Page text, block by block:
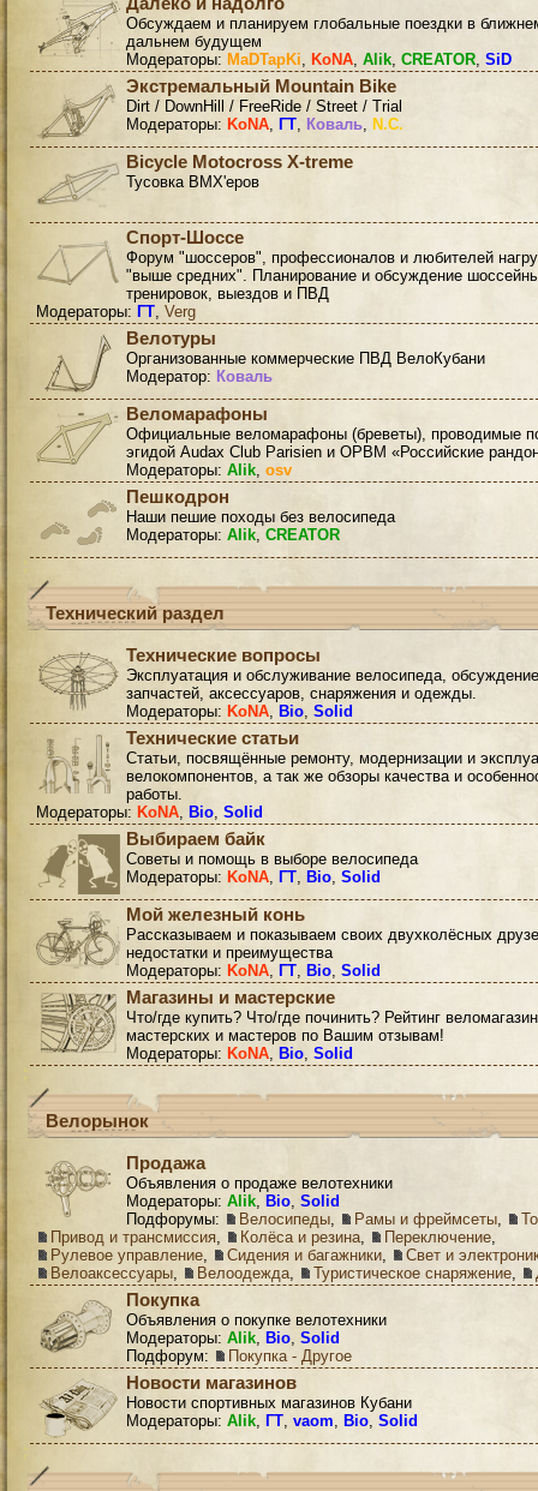
Обсуждаем и планируем глобальные поездки в
дальнем будущем
Модераторы: MaDTapKi, KoNA, Alik, CREATOR, SiD
Экстремальный Mountain Bike
Dirt / DownHill / FreeRide / Street / Trial
Модераторы: KoNA, ГТ, Коваль, N.C.
Bicycle Motocross X-treme
Тусовка BMX'еров
Спорт-Шоссе
Форум "шоссеров", профессионалов и любителей
"выше средних". Планирование и обсуждение
тренировок, выездов и ПВД
Модераторы: ГТ, Verg
Велотуры
Организованные коммерческие ПВД ВелоКубани
Модератор: Коваль
Веломарафоны
Официальные веломарафоны (бреветы), проводимые
эгидой Audax Club Parisien и ОРВМ «Российские
Модераторы: Alik, osv
Пешкодрон
Наши пешие походы без велосипеда
Модераторы: Alik, CREATOR
Технический раздел
Технические вопросы
Эксплуатация и обслуживание велосипеда, обсуждение
запчастей, аксессуаров, снаряжения и одежды.
Модераторы: KoNA, Bio, Solid
Технические статьи
Статьи, посвящённые ремонту, модернизации и
велокомпонентов, а так же обзоры качества и
работы.
Модераторы: KoNA, Bio, Solid
Выбираем байк
Советы и помощь в выборе велосипеда
Модераторы: KoNA, ГТ, Bio, Solid
Мой железный конь
Рассказываем и показываем своих двухколёсных
недостатки и преимущества
Модераторы: KoNA, ГТ, Bio, Solid
Магазины и мастерские
Что/где купить? Что/где починить? Рейтинг
мастерских и мастеров по Вашим отзывам!
Модераторы: KoNA, Bio, Solid
Велорынок
Продажа
Объявления о продаже велотехники
Модераторы: Alik, Bio, Solid
Подфорумы:
Велосипеды, Рамы и фреймсеты,
Привод и трансмиссия, Колёса и резина, Переключение,
Рулевое управление, Сидения и багажники,
Свет и
Велоаксессуары, Велоодежда, Туристическое снаряжение,
Покупка
Объявления о покупке велотехники
Модераторы: Alik, Bio, Solid
Подфорум:
Покупка - Другое
Новости магазинов
Новости спортивных магазинов Кубани
Модераторы: Alik, ГТ, vaom, Bio, Solid